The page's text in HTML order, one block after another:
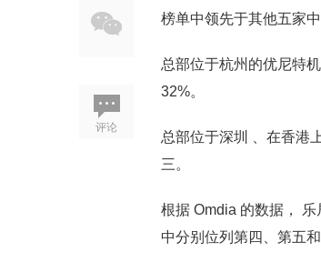
评论
榜单中领先于其他五家中
总部位于杭州的优尼特
32%。
总部位于深圳 、在香港
三。
根据 Omdia 的数据，
中分别位列第四、第五和